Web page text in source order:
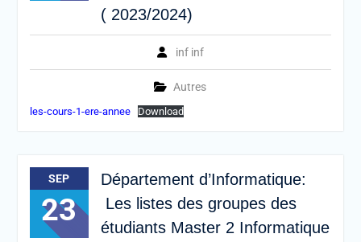
( 2023/2024)
inf inf
Autres
les-cours-1-ere-annee Download
SEP
23
Département d’Informatique:
Les listes des groupes des
étudiants Master 2 Informatique